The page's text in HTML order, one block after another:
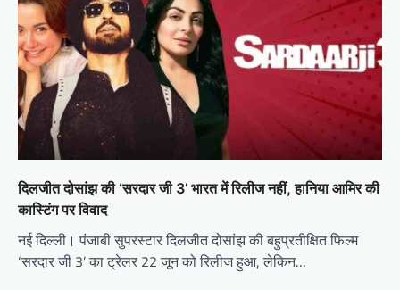
दिलजीत दोसांझ की ‘सरदार जी 3’ भारत में रिलीज नहीं, हानिया आमिर की
कास्टिंग पर विवाद
नई दिल्ली। पंजाबी सुपरस्टार दिलजीत दोसांझ की बहुप्रतीक्षित फिल्म
‘सरदार जी 3’ का ट्रेलर 22 जून को रिलीज हुआ, लेकिन…